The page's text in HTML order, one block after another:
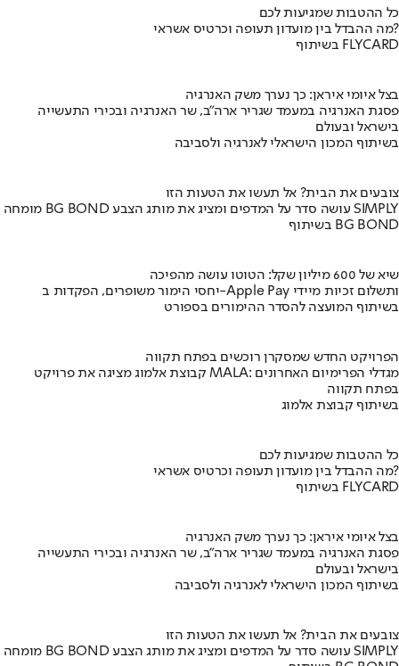
כל ההטבות שמגיעות לכם
מה ההבדל בין מועדון תעופה וכרטיס אשראי?
בשיתוף FLYCARD
בצל איומי איראן: כך נערך משק האנרגיה
פסגת האנרגיה במעמד שגריר ארה"ב, שר האנרגיה ובכירי התעשייה
בישראל ובעולם
בשיתוף המכון הישראלי לאנרגיה ולסביבה
צובעים את הבית? אל תעשו את הטעות הזו
מומחה BG BOND עושה סדר על המדפים ומציג את מותג הצבע SIMPLY
בשיתוף BG BOND
שיא של 600 מיליון שקל: הטוטו עושה מהפיכה
יחסי הימור משופרים, הפקדות ב-Apple Pay ותשלום זכיות מיידי
בשיתוף המועצה להסדר ההימורים בספורט
הפרויקט החדש שמסקרן רוכשים בפתח תקווה
קבוצת אלמוג מציגה את פרויקט MALA: מגדלי הפרימיום האחרונים
בפתח תקווה
בשיתוף קבוצת אלמוג
כל ההטבות שמגיעות לכם
מה ההבדל בין מועדון תעופה וכרטיס אשראי?
בשיתוף FLYCARD
בצל איומי איראן: כך נערך משק האנרגיה
פסגת האנרגיה במעמד שגריר ארה"ב, שר האנרגיה ובכירי התעשייה
בישראל ובעולם
בשיתוף המכון הישראלי לאנרגיה ולסביבה
צובעים את הבית? אל תעשו את הטעות הזו
מומחה BG BOND עושה סדר על המדפים ומציג את מותג הצבע SIMPLY